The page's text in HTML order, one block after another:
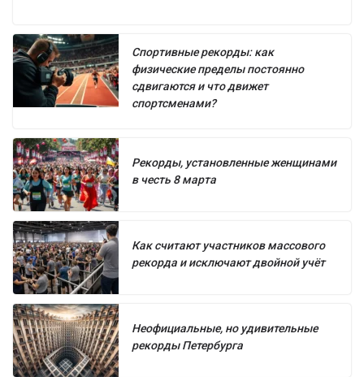
Спортивные рекорды: как
физические пределы постоянно
сдвигаются и что движет
спортсменами?
Рекорды, установленные женщинами
в честь 8 марта
Как считают участников массового
рекорда и исключают двойной учёт
Неофициальные, но удивительные
рекорды Петербурга